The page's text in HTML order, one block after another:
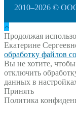
2010–2026 ©
Продолжая
Екатерине
обработку файлов
Вы не хотите,
отключить
данных в
Принять
Политика